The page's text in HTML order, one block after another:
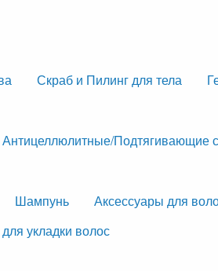
Скраб и Пилинг для тела
Антицеллюлитные/Подтягивающие
Шампунь Аксессуары для
укладки волос